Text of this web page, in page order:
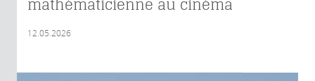
mathématicienne au cinéma
12.05.2026